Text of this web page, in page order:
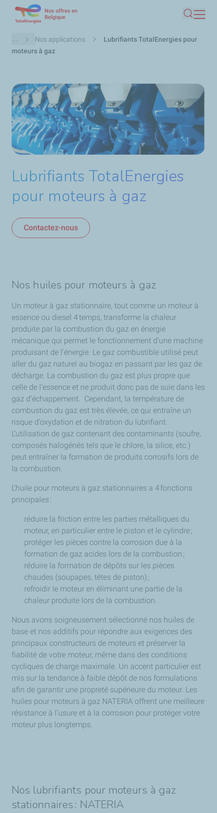
contenu
Nos offres en
Belgique
Fil
d'Ariane
... Nos applications
Lubrifiants TotalEnergies pour
moteurs à gaz
Lubrifiants TotalEnergies
pour moteurs à gaz
Contactez-nous
Nos huiles pour moteurs à gaz
Un moteur à gaz stationnaire, tout comme un moteur à
essence ou diesel 4 temps, transforme la chaleur
produite par la combustion du gaz en énergie
mécanique qui permet le fonctionnement d’une machine
produisant de l’énergie. Le gaz combustible utilisé peut
aller du gaz naturel au biogaz en passant par les gaz de
décharge. La combustion du gaz est plus propre que
celle de l’essence et ne produit donc pas de suie dans les
gaz d’échappement. Cependant, la température de
combustion du gaz est très élevée, ce qui entraîne un
risque d’oxydation et de nitration du lubrifiant.
L’utilisation de gaz contenant des contaminants (soufre,
composés halogénés tels que le chlore, la silice, etc.)
peut entraîner la formation de produits corrosifs lors de
la combustion.
L’huile pour moteurs à gaz stationnaires a 4 fonctions
principales :
réduire la friction entre les parties métalliques du
moteur, en particulier entre le piston et le cylindre ;
protéger les pièces contre la corrosion due à la
formation de gaz acides lors de la combustion ;
réduire la formation de dépôts sur les pièces
chaudes (soupapes, têtes de piston) ;
refroidir le moteur en éliminant une partie de la
chaleur produite lors de la combustion.
Nous avons soigneusement sélectionné nos huiles de
base et nos additifs pour répondre aux exigences des
principaux constructeurs de moteurs et préserver la
fiabilité de votre moteur, même dans des conditions
cycliques de charge maximale. Un accent particulier est
mis sur la tendance à faible dépôt de nos formulations
afin de garantir une propreté supérieure du moteur. Les
huiles pour moteurs à gaz NATERIA offrent une meilleure
résistance à l’usure et à la corrosion pour protéger votre
moteur plus longtemps.
Nos lubrifiants pour moteurs à gaz
stationnaires : NATERIA